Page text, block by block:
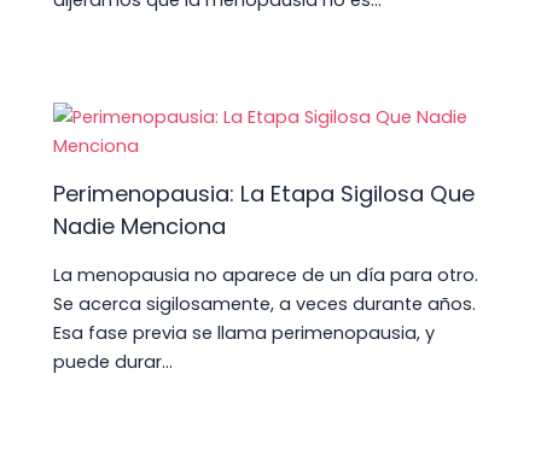
Perimenopausia: La Etapa Sigilosa Que
Nadie Menciona
La menopausia no aparece de un día para otro.
Se acerca sigilosamente, a veces durante años.
Esa fase previa se llama perimenopausia, y
puede durar…